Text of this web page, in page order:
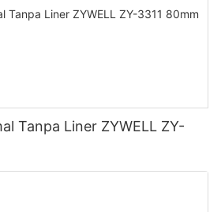
Tanpa Liner ZYWELL ZY-